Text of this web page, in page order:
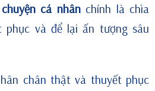
cá nhânchính là chìa
phục và để lại ấn tượng sâu
chân thật và thuyết phục